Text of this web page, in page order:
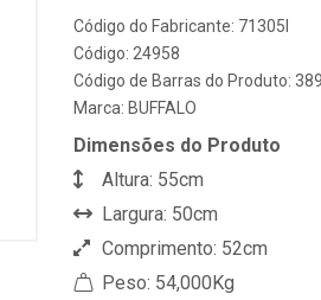
Código do Fabricante: 71305I
Código: 24958
Código de Barras do Produto:
Marca: BUFFALO
Dimensões do Produto
Altura: 55cm
Largura: 50cm
Comprimento: 52cm
Peso: 54,000Kg